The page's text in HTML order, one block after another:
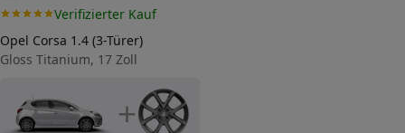
Allgemeine Produktsicherheit
Herstellerkontakt
Verifizierter Kauf
Opel Corsa 1.4 (3-Türer)
Gloss Titanium, 17 Zoll
+